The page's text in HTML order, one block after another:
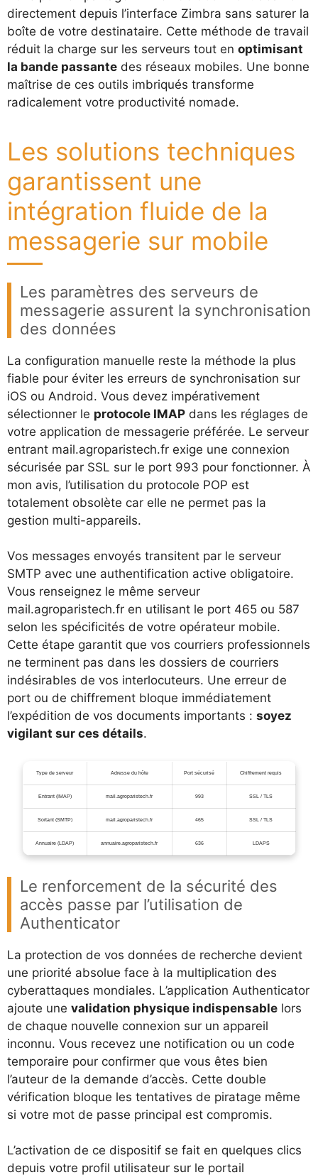
directement depuis l’interface Zimbra sans saturer la
boîte de votre destinataire. Cette méthode de travail
réduit la charge sur les serveurs tout en optimisant
la bande passante des réseaux mobiles. Une bonne
maîtrise de ces outils imbriqués transforme
radicalement votre productivité nomade.
Les solutions techniques
garantissent une
intégration fluide de la
messagerie sur mobile
Les paramètres des serveurs de
messagerie assurent la synchronisation
des données
La configuration manuelle reste la méthode la plus
fiable pour éviter les erreurs de synchronisation sur
iOS ou Android. Vous devez impérativement
sélectionner le protocole IMAP dans les réglages de
votre application de messagerie préférée. Le serveur
entrant mail.agroparistech.fr exige une connexion
sécurisée par SSL sur le port 993 pour fonctionner. À
mon avis, l’utilisation du protocole POP est
totalement obsolète car elle ne permet pas la
gestion multi-appareils.
Vos messages envoyés transitent par le serveur
SMTP avec une authentification active obligatoire.
Vous renseignez le même serveur
mail.agroparistech.fr en utilisant le port 465 ou 587
selon les spécificités de votre opérateur mobile.
Cette étape garantit que vos courriers professionnels
ne terminent pas dans les dossiers de courriers
indésirables de vos interlocuteurs. Une erreur de
port ou de chiffrement bloque immédiatement
l’expédition de vos documents importants : soyez
vigilant sur ces détails.
Type de serveur Adresse du hôte Port sécurisé Chiffrement requis
Entrant (IMAP) mail.agroparistech.fr 993 SSL / TLS
Sortant (SMTP) mail.agroparistech.fr 465 SSL / TLS
Annuaire (LDAP) annuaire.agroparistech.fr 636 LDAPS
Le renforcement de la sécurité des
accès passe par l’utilisation de
Authenticator
La protection de vos données de recherche devient
une priorité absolue face à la multiplication des
cyberattaques mondiales. L’application Authenticator
ajoute une validation physique indispensable lors
de chaque nouvelle connexion sur un appareil
inconnu. Vous recevez une notification ou un code
temporaire pour confirmer que vous êtes bien
l’auteur de la demande d’accès. Cette double
vérification bloque les tentatives de piratage même
si votre mot de passe principal est compromis.
L’activation de ce dispositif se fait en quelques clics
depuis votre profil utilisateur sur le portail